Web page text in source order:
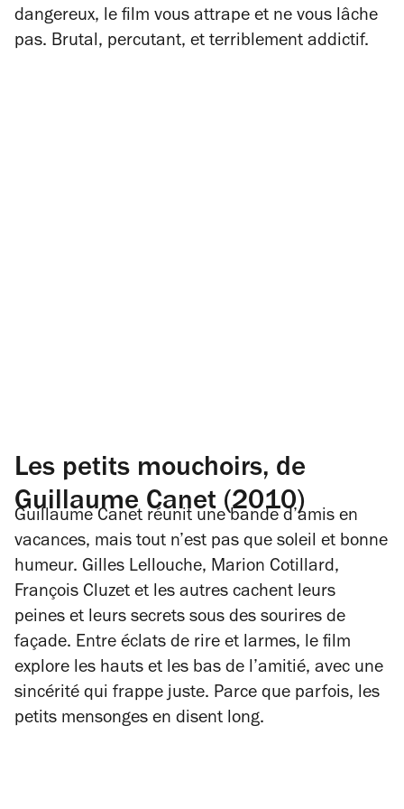
dangereux, le film vous attrape et ne vous lâche
pas. Brutal, percutant, et terriblement addictif.
Les petits mouchoirs, de
Guillaume Canet (2010)
Guillaume Canet réunit une bande d’amis en
vacances, mais tout n’est pas que soleil et bonne
humeur. Gilles Lellouche, Marion Cotillard,
François Cluzet et les autres cachent leurs
peines et leurs secrets sous des sourires de
façade. Entre éclats de rire et larmes, le film
explore les hauts et les bas de l’amitié, avec une
sincérité qui frappe juste. Parce que parfois, les
petits mensonges en disent long.